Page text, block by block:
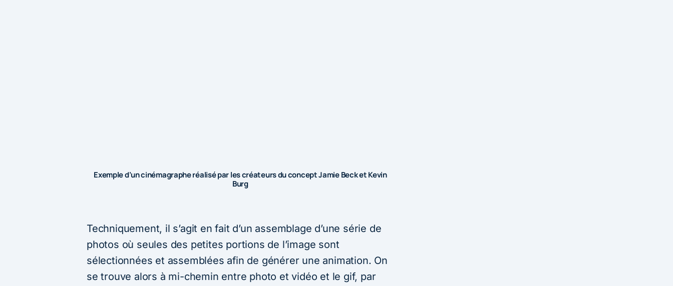
Exemple d’un cinémagraphe réalisé par les créateurs du concept Jamie Beck et Kevin
Burg
Techniquement, il s’agit en fait d’un assemblage d’une série de
photos où seules des petites portions de l’image sont
sélectionnées et assemblées afin de générer une animation. On
se trouve alors à mi-chemin entre photo et vidéo et le gif, par